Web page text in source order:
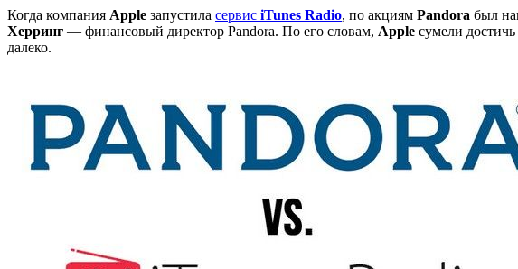
Когда компания Apple запустила сервис iTunes Radio, по акциям Pandora был
Херринг — финансовый директор Pandora. По его словам, Apple сумели
далеко.